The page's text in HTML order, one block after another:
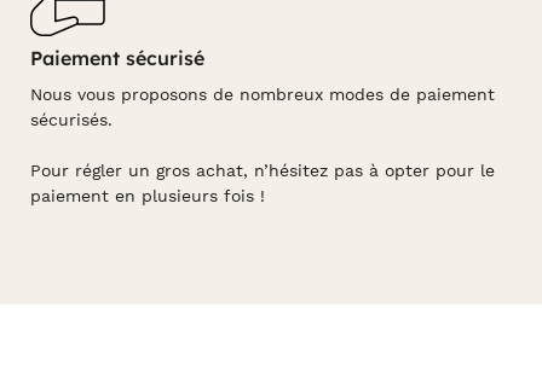
Paiement sécurisé
Nous vous proposons de nombreux modes de paiement
sécurisés.
Pour régler un gros achat, n’hésitez pas à opter pour le
paiement en plusieurs fois !